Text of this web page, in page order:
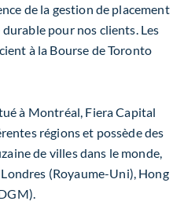
de la gestion de placement
pour nos clients. Les
à la Bourse deToronto
à Montréal, Fiera Capital
régions et possède des
de villes dans le monde,
(Royaume-Uni), Hong